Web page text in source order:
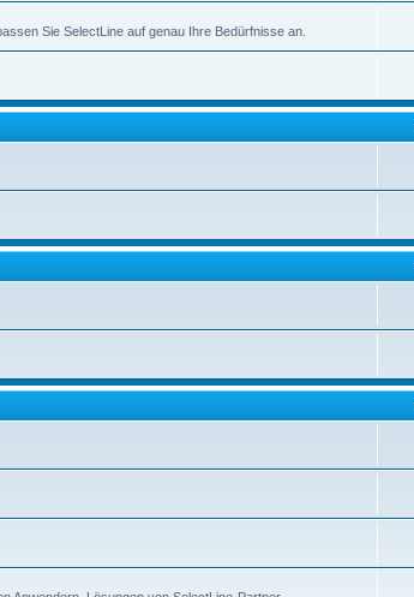
Sie SelectLine auf genau Ihre Bedürfnisse an.